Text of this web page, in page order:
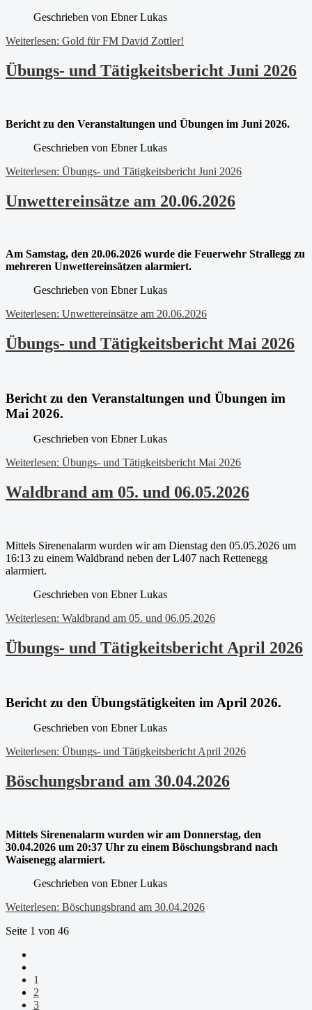
Geschrieben von Ebner Lukas
Weiterlesen: Gold für FM David Zottler!
Übungs- und Tätigkeitsbericht Juni 2026
Bericht zu den Veranstaltungen und Übungen im Juni 2026.
Geschrieben von Ebner Lukas
Weiterlesen: Übungs- und Tätigkeitsbericht Juni 2026
Unwettereinsätze am 20.06.2026
Am Samstag, den 20.06.2026 wurde die Feuerwehr Strallegg zu
mehreren Unwettereinsätzen alarmiert.
Geschrieben von Ebner Lukas
Weiterlesen: Unwettereinsätze am 20.06.2026
Übungs- und Tätigkeitsbericht Mai 2026
Bericht zu den Veranstaltungen und Übungen im
Mai 2026.
Geschrieben von Ebner Lukas
Weiterlesen: Übungs- und Tätigkeitsbericht Mai 2026
Waldbrand am 05. und 06.05.2026
Mittels Sirenenalarm wurden wir am Dienstag den 05.05.2026 um
16:13 zu einem Waldbrand neben der L407 nach Rettenegg
alarmiert.
Geschrieben von Ebner Lukas
Weiterlesen: Waldbrand am 05. und 06.05.2026
Übungs- und Tätigkeitsbericht April 2026
Bericht zu den Übungstätigkeiten im April 2026.
Geschrieben von Ebner Lukas
Weiterlesen: Übungs- und Tätigkeitsbericht April 2026
Böschungsbrand am 30.04.2026
Mittels Sirenenalarm wurden wir am Donnerstag, den
30.04.2026 um 20:37 Uhr zu einem Böschungsbrand nach
Waisenegg alarmiert.
Geschrieben von Ebner Lukas
Weiterlesen: Böschungsbrand am 30.04.2026
Seite 1 von 46
1
2
3